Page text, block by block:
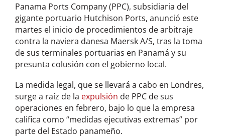
Panama Ports Company (PPC), subsidiaria del
gigante portuario Hutchison Ports, anunció este
martes el inicio de procedimientos de arbitraje
contra la naviera danesa Maersk A/S, tras la toma
de sus terminales portuarias en Panamá y su
presunta colusión con el gobierno local.
La medida legal, que se llevará a cabo en Londres,
surge a raíz de la expulsión de PPC de sus
operaciones en febrero, bajo lo que la empresa
califica como “medidas ejecutivas extremas” por
parte del Estado panameño.